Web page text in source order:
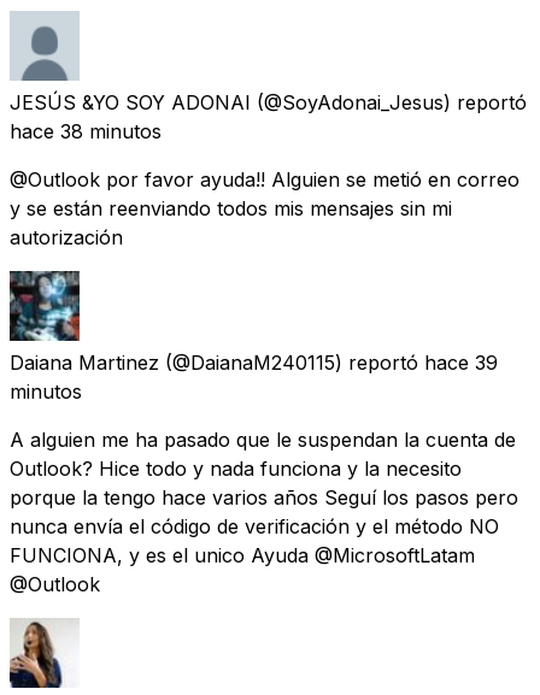
JESÚS &YO SOY ADONAI (@SoyAdonai_Jesus) reportó
hace 38 minutos
@Outlook por favor ayuda!! Alguien se metió en correo
y se están reenviando todos mis mensajes sin mi
autorización
Daiana Martinez (@DaianaM240115) reportó hace 39
minutos
A alguien me ha pasado que le suspendan la cuenta de
Outlook? Hice todo y nada funciona y la necesito
porque la tengo hace varios años Seguí los pasos pero
nunca envía el código de verificación y el método NO
FUNCIONA, y es el unico Ayuda @MicrosoftLatam
@Outlook